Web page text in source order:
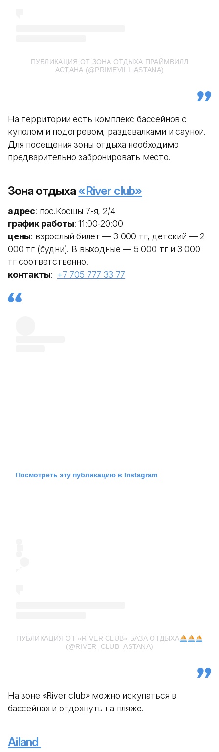
ПУБЛИКАЦИЯ ОТ ЗОНА ОТДЫХА ПРАЙМВИЛЛ
АСТАНА (@PRIMEVILL.ASTANA)
На территории есть комплекс бассейнов с
куполом и подогревом, раздевалками и сауной.
Для посещения зоны отдыха необходимо
предварительно забронировать место.
Зона отдыха «River club»
адрес: пос.Косшы 7-я, 2/4
график работы: 11:00-20:00
цены: взрослый билет — 3 000 тг, детский — 2
000 тг (будни). В выходные — 5 000 тг и 3 000
тг соответственно.
контакты: +7 705 777 33 77
Посмотреть эту публикацию в Instagram
ПУБЛИКАЦИЯ ОТ «RIVER CLUB» БАЗА ОТДЫХА
(@RIVER_CLUB_ASTANA)
На зоне «River club» можно искупаться в
бассейнах и отдохнуть на пляже.
Ailand